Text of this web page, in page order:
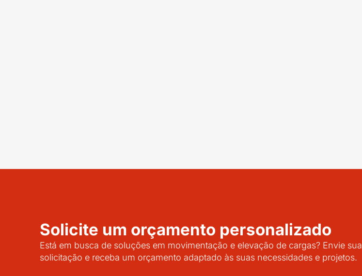
Solicite um orçamento personalizado
Está em busca de soluções em movimentação e elevação de cargas? Envie sua
solicitação e receba um orçamento adaptado às suas necessidades e projetos.